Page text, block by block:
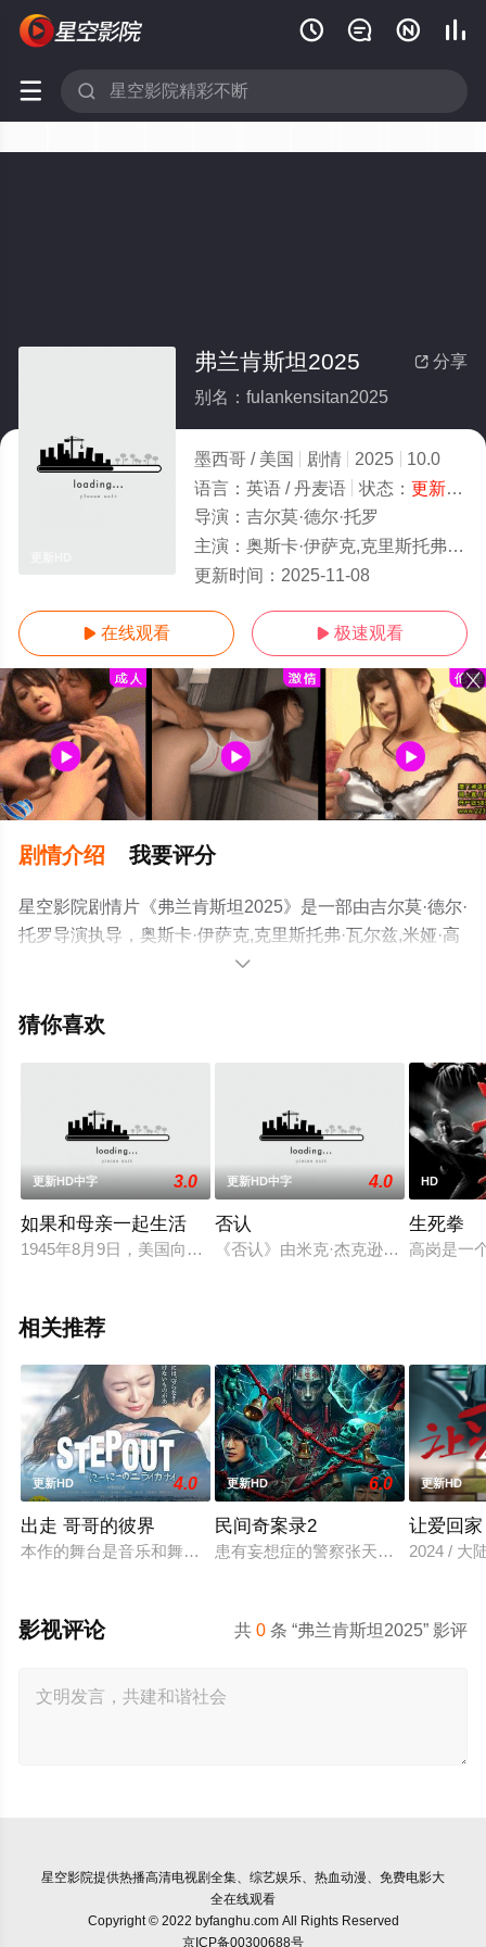
   
 
 分享
弗兰肯斯坦2025
别名：fulankensitan2025
墨西哥 / 美国 剧情 2025
10.0
语言： 英语 / 丹麦语 状态： 更新HD/高清
导演： 吉尔莫·德尔·托罗
主演： 奥斯卡·伊萨克,克里斯托弗·瓦尔兹,米娅·高斯,费利克斯·卡默雷尔,拉尔夫·伊内森,雅各布·艾洛蒂,查尔斯·丹斯,伯
更新时间： 2025-11-08
 在线观看  极速观看
剧情介绍 我要评分
星空影院剧情片《弗兰肯斯坦2025》是一部由吉尔莫·德尔·
托罗导演执导，奥斯卡·伊萨克,克里斯托弗·瓦尔兹,米娅·高
斯,费利克斯·卡默雷尔,拉尔夫·伊内森,雅各布·艾洛蒂,查尔
米克尔森,尼古拉·雷·卡斯,劳伦·科林斯,斯图尔特·休斯,约阿
哥 / 美国电影，手机免费观看高清无删减完整版电影大全就
上星空影视，更多相关信息可移步至豆瓣电影、电视猫或
剧情网等平台了解。
。

猜你喜欢
更新HD中字 3.0
如果和母亲一起生活
1945年8月9日，美国向日本投下原子弹。就读医科大的青年浩
更新HD中字 4.0
否认
《否认》由米克·杰克逊执导，改编
HD
生死拳
高岗是一
相关推荐
更新HD 4.0
出走 哥哥的彼界
本作的舞台是音乐和舞蹈融入生活的冲绳。与母亲朱音、妹妹
更新HD 6.0
民间奇案录2
患有妄想症的警察张天盛遇上一起离
更新HD
让爱回家
2024 / 大
共0 条 “弗兰肯斯坦2025” 影评
影视评论
星空影院提供热播高清电视剧全集、综艺娱乐、热血动漫、免费电影大
全在线观看
Copyright © 2022 byfanghu.com All Rights Reserved
京ICP备00300688号